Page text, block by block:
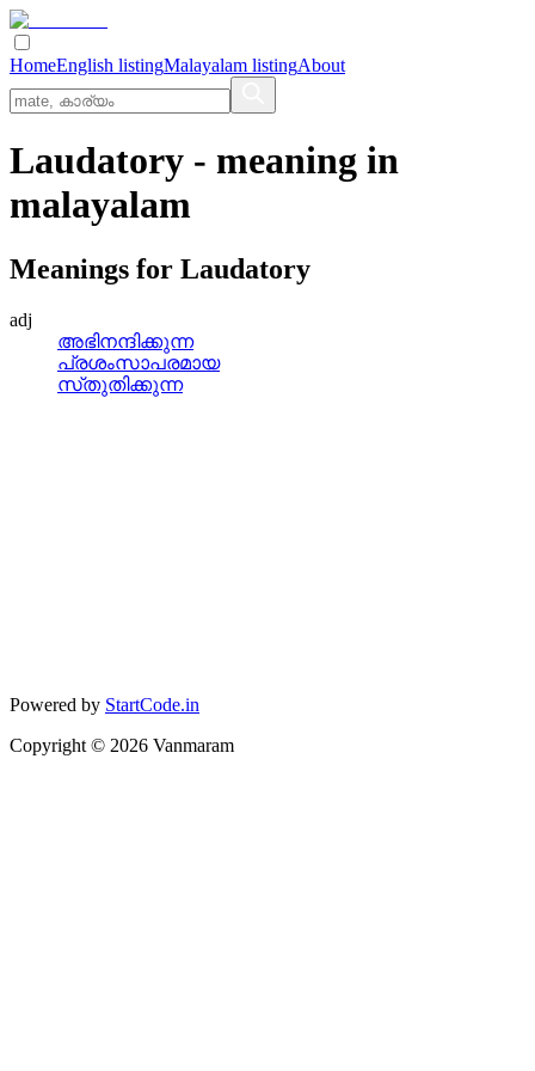
HomeEnglish listingMalayalam listingAbout
Laudatory - meaning in
malayalam
Meanings for Laudatory
adj
അഭിനന്ദിക്കുന്ന
പ്രശംസാപരമായ
സ്‌തുതിക്കുന്ന
Powered by StartCode.in
Copyright © 2026 Vanmaram